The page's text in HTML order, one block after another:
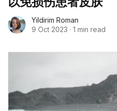
Yildirim Roman
9 Oct 2023 · 1 min read